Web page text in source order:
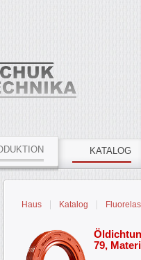
KATALOG
Haus Katalog
79,